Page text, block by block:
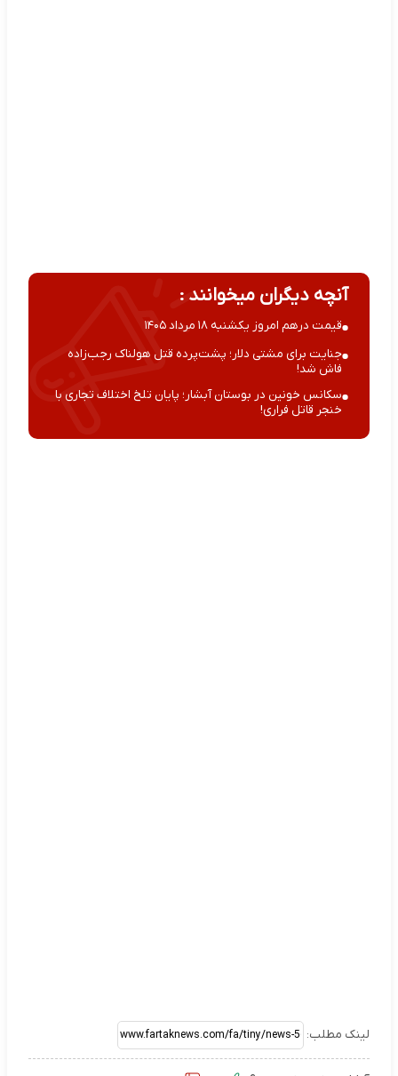
آنچه دیگران میخوانند :
قیمت درهم امروز یکشنبه ۱۸ مرداد ۱۴۰۵
جنایت برای مشتی دلار؛ پشت‌پرده قتل هولناک رجب‌زاده
فاش شد!
سکانس خونین در بوستان آبشار؛ پایان تلخ اختلاف تجاری با
خنجر قاتل فراری!
لینک مطلب: